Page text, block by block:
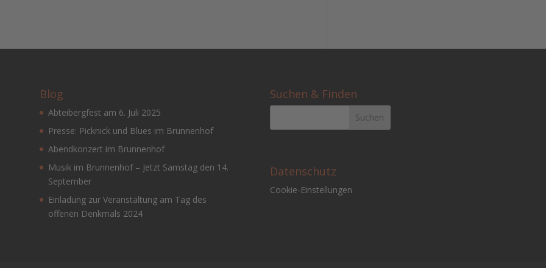
Blog
Abteibergfest am 6. Juli 2025
Presse: Picknick und Blues im Brunnenhof
Abendkonzert im Brunnenhof
Musik im Brunnenhof – Jetzt Samstag den 14.
September
Einladung zur Veranstaltung am Tag des
offenen Denkmals 2024
Suchen & Finden
Datenschutz
Cookie-Einstellungen